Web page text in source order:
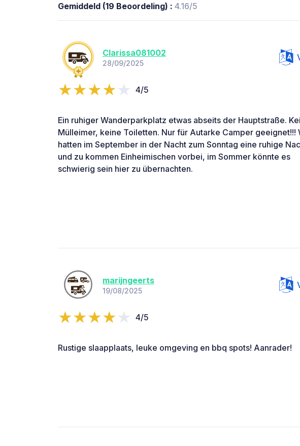
Gemiddeld (19 Beoordeling) : 4.16/5
Clarissa081002
28/09/2025
4/5
Ein ruhiger Wanderparkplatz etwas abseits der Hauptstraße.
Mülleimer, keine Toiletten. Nur für Autarke Camper geeignet!!!
hatten im September in der Nacht zum Sonntag eine ruhige
und zu kommen Einheimischen vorbei, im Sommer könnte es
schwierig sein hier zu übernachten.
marijngeerts
19/08/2025
4/5
Rustige slaapplaats, leuke omgeving en bbq spots! Aanrader!